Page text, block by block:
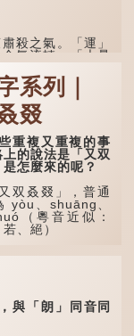
殺之氣。「運」
氣流轉。「大暑
替。
系列｜
叕
複又重複的事
的說法是「又双
怎麼來的呢？
叒叕」，普通
yòu、shuāng、
（粵音近似：
、絕）
「双」比較
音：若）原是
「朗」同音同